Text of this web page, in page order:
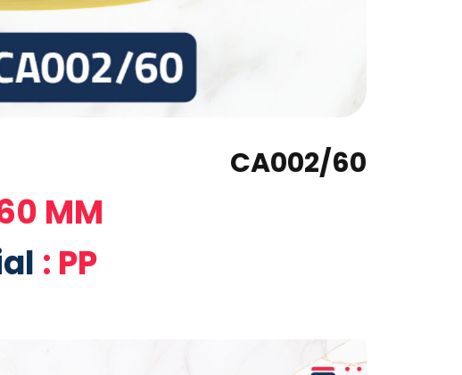
CA002/60
MM
: PP